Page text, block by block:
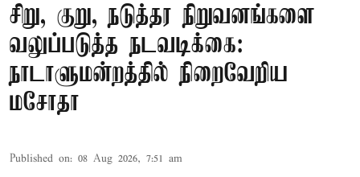
சிறு, குறு, நடுத்தர நிறுவனங்களை
வலுப்படுத்த நடவடிக்கை:
நாடாளுமன்றத்தில் நிறைவேறிய
மசோதா
Published on: 08 Aug 2026, 7:51 am